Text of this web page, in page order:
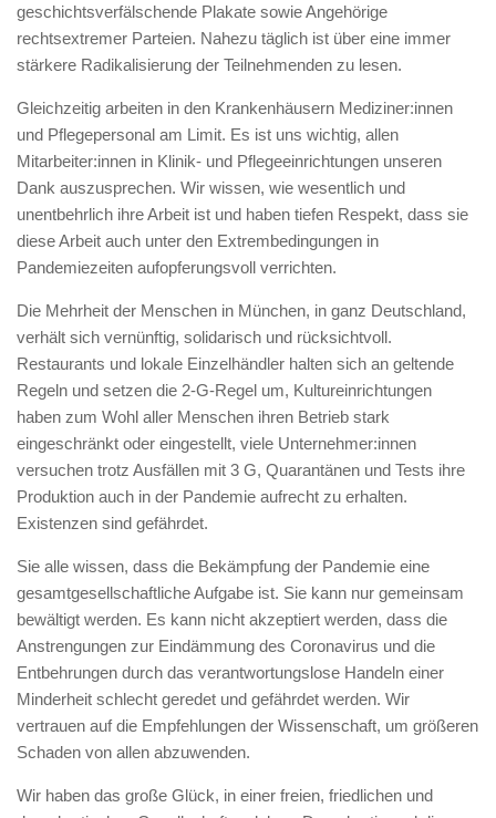
geschichtsverfälschende Plakate sowie Angehörige
rechtsextremer Parteien. Nahezu täglich ist über eine immer
stärkere Radikalisierung der Teilnehmenden zu lesen.
Gleichzeitig arbeiten in den Krankenhäusern Mediziner:innen
und Pflegepersonal am Limit. Es ist uns wichtig, allen
Mitarbeiter:innen in Klinik- und Pflegeeinrichtungen unseren
Dank auszusprechen. Wir wissen, wie wesentlich und
unentbehrlich ihre Arbeit ist und haben tiefen Respekt, dass sie
diese Arbeit auch unter den Extrembedingungen in
Pandemiezeiten aufopferungsvoll verrichten.
Die Mehrheit der Menschen in München, in ganz Deutschland,
verhält sich vernünftig, solidarisch und rücksichtvoll.
Restaurants und lokale Einzelhändler halten sich an geltende
Regeln und setzen die 2-G-Regel um, Kultureinrichtungen
haben zum Wohl aller Menschen ihren Betrieb stark
eingeschränkt oder eingestellt, viele Unternehmer:innen
versuchen trotz Ausfällen mit 3 G, Quarantänen und Tests ihre
Produktion auch in der Pandemie aufrecht zu erhalten.
Existenzen sind gefährdet.
Sie alle wissen, dass die Bekämpfung der Pandemie eine
gesamtgesellschaftliche Aufgabe ist. Sie kann nur gemeinsam
bewältigt werden. Es kann nicht akzeptiert werden, dass die
Anstrengungen zur Eindämmung des Coronavirus und die
Entbehrungen durch das verantwortungslose Handeln einer
Minderheit schlecht geredet und gefährdet werden. Wir
vertrauen auf die Empfehlungen der Wissenschaft, um größeren
Schaden von allen abzuwenden.
Wir haben das große Glück, in einer freien, friedlichen und